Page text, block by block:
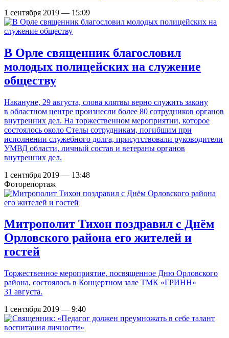
1 сентября 2019 — 15:09
В Орле священник благословил
молодых полицейских на служение
обществу
Накануне, 29 августа, слова клятвы верно служить закону
в областном центре произнесли более 80 сотрудников органов
внутренних дел. На торжественном мероприятии, которое
состоялось около Стелы сотрудникам, погибшим при
исполнении служебного долга, присутствовали руководители
УМВД области, личный состав и ветераны органов
внутренних дел.
1 сентября 2019 — 13:48
Фоторепортаж
Митрополит Тихон поздравил с Днём
Орловского района его жителей и
гостей
Торжественное мероприятие, посвященное Дню Орловского
района, состоялось в Концертном зале ТМК «ГРИНН»
31 августа.
1 сентября 2019 — 9:40